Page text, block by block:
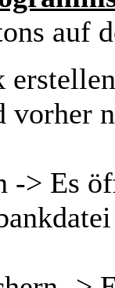
auf
vorher
-> Es